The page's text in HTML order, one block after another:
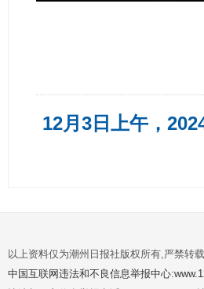
12月3日上午，
以上资料仅为潮州日报社版权所有,严禁转
中国互联网违法和不良信息举报中心